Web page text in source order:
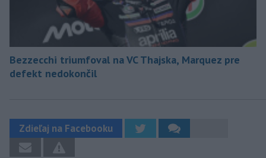
Bezzecchi triumfoval na VC Thajska, Marquez pre
defekt nedokončil
Zdieľaj na Facebooku